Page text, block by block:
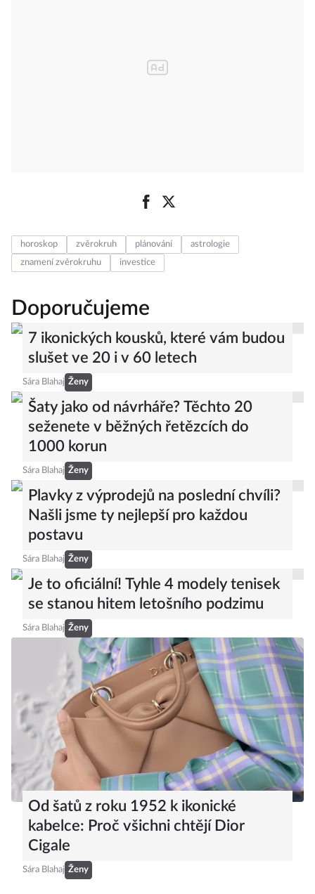
horoskop zvěrokruh plánování
astrologie
znamení zvěrokruhu
investice
Doporučujeme
7 ikonických kousků, které vám budou
slušet ve 20 i v 60 letech
Sára Blahaj Ženy
Šaty jako od návrháře? Těchto 20
seženete v běžných řetězcích do
1000 korun
Sára Blahaj Ženy
Plavky z výprodejů na poslední chvíli?
Našli jsme ty nejlepší pro každou
postavu
Sára Blahaj Ženy
Je to oficiální! Tyhle 4 modely tenisek
se stanou hitem letošního podzimu
Sára Blahaj Ženy
Od šatů z roku 1952 k ikonické
kabelce: Proč všichni chtějí Dior
Cigale
Sára Blahaj Ženy